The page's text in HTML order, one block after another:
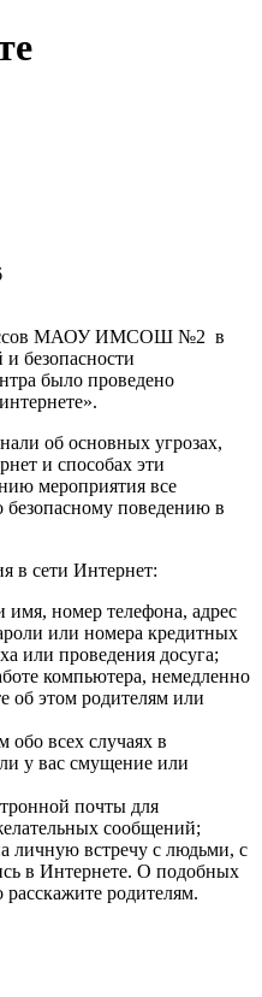
МАОУ ИМСОШ №2 в
безопасности
было проведено
об основных угрозах,
и способах эти
мероприятия все
поведению в
в сети Интернет:
имя, номер телефона, адрес
или номера кредитных
или проведения досуга;
компьютера, немедленно
об этом родителям или
обо всех случаях в
у вас смущение или
почты для
сообщений;
личную встречу с людьми, с
в Интернете. О подобных
родителям.